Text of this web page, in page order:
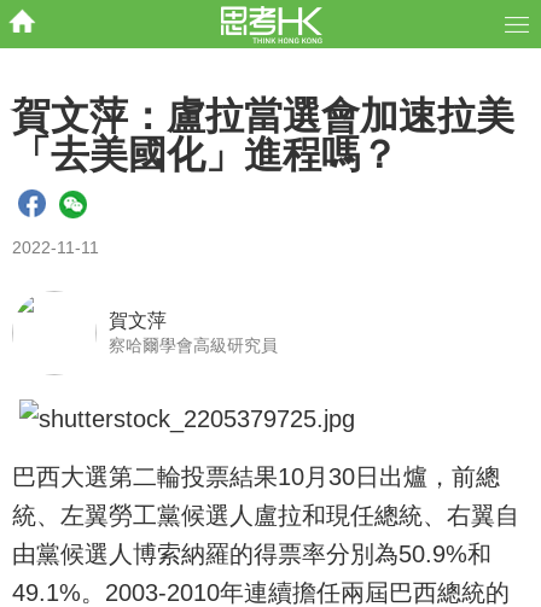
賀文萍：盧拉當選會加速拉美
「去美國化」進程嗎？
2022-11-11
賀文萍
察哈爾學會高級研究員
巴西大選第二輪投票結果10月30日出爐，前總
統、左翼勞工黨候選人盧拉和現任總統、右翼自
由黨候選人博索納羅的得票率分別為50.9%和
49.1%。2003-2010年連續擔任兩屆巴西總統的